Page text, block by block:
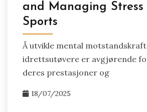
and Managing Stress
Sports
Å utvikle mental
idrettsutøvere er avgjørende
deres prestasjoner og
18/07/2025